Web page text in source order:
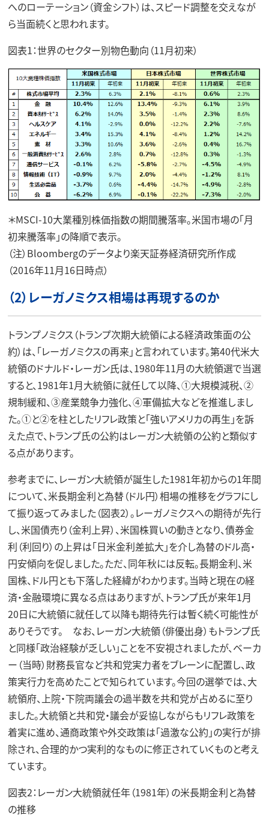
へのローテーション（資金シフト）は、スピード調整を交えなが
ら当面続くと思われます。
図表1：世界のセクター別物色動向（11月初来）
＊MSCI-10大業種別株価指数の期間騰落率。米国市場の「月
初来騰落率」の降順で表示。
（注）Bloombergのデータより楽天証券経済研究所作成
（2016年11月16日時点）
（2）レーガノミクス相場は再現するのか
トランプノミクス（トランプ次期大統領による経済政策面の公
約）は、「レーガノミクスの再来」と言われています。第40代米大
統領のドナルド・レーガン氏は、1980年11月の大統領選で当選
すると、1981年1月大統領に就任して以降、①大規模減税、②
規制緩和、③産業競争力強化、④軍備拡大などを推進しまし
た。①と②を柱としたリフレ政策と「強いアメリカの再生」を訴
えた点で、トランプ氏の公約はレーガン大統領の公約と類似す
る点があります。
参考までに、レーガン大統領が誕生した1981年初からの1年間
について、米長期金利と為替（ドル円）相場の推移をグラフにし
て振り返ってみました（図表2）。レーガノミクスへの期待が先行
し、米国債売り（金利上昇）、米国株買いの動きとなり、債券金
利（利回り）の上昇は「日米金利差拡大」を介し為替のドル高・
円安傾向を促しました。ただ、同年秋には反転。長期金利、米
国株、ドル円とも下落した経緯がわかります。当時と現在の経
済・金融環境に異なる点はありますが、トランプ氏が来年1月
20日に大統領に就任して以降も期待先行は暫く続く可能性が
ありそうです。 なお、レーガン大統領（俳優出身）もトランプ氏
と同様「政治経験が乏しい」ことを不安視されましたが、ベーカ
ー（当時）財務長官など共和党実力者をブレーンに配置し、政
策実行力を高めたことで知られています。今回の選挙では、大
統領府、上院・下院両議会の過半数を共和党が占めるに至り
ました。大統領と共和党・議会が妥協しながらもリフレ政策を
着実に進め、通商政策や外交政策は「過激な公約」の実行が排
除され、合理的かつ実利的なものに修正されていくものと考え
ています。
図表2：レーガン大統領就任年（1981年）の米長期金利と為替
の推移